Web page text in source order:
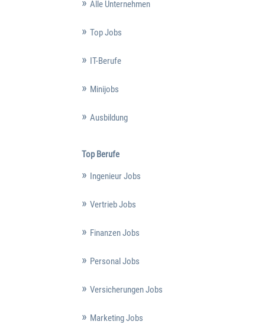
Alle Unternehmen
Top Jobs
IT-Berufe
Minijobs
Ausbildung
Top Berufe
Ingenieur Jobs
Vertrieb Jobs
Finanzen Jobs
Personal Jobs
Versicherungen Jobs
Marketing Jobs